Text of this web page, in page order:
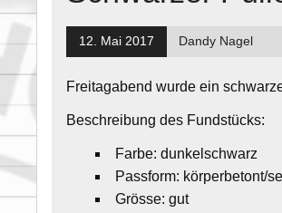
12. Mai 2017 Dandy Nagel
Freitagabend wurde ein
Beschreibung des Fundstücks:
Farbe: dunkelschwarz
Passform: körperbetont/
Grösse: gut